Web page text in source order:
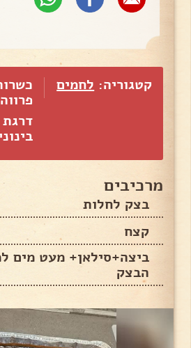
קטגוריה: לחמים
פרווה
מרכיבים
בצק לחלות
קצח
ביצה+סילאן+ מעט מים
הבצק